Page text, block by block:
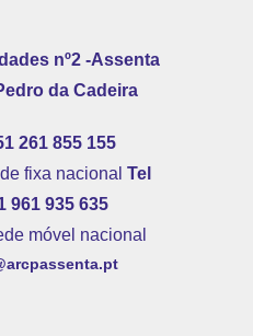
nº2 -Assenta
da Cadeira
261 855 155
fixa nacional Tel
961 935 635
móvel nacional